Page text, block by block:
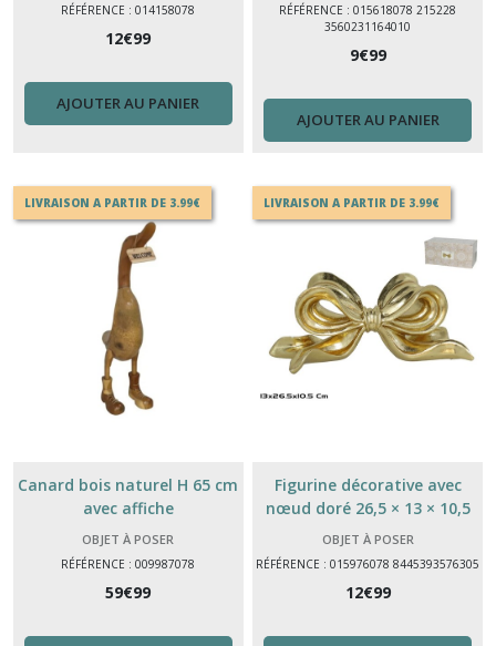
RÉFÉRENCE : 014158078
12€99
AJOUTER AU PANIER
RÉFÉRENCE : 015618078 215228
3560231164010
9€99
AJOUTER AU PANIER
LIVRAISON A PARTIR DE 3.99€
Canard bois naturel H 65 cm
avec affiche
OBJET À POSER
RÉFÉRENCE : 009987078
59€99
LIVRAISON A PARTIR DE 3.99€
Figurine décorative avec
nœud doré 26,5 × 13 × 10,5
cm – déco intérieur
OBJET À POSER
RÉFÉRENCE : 015976078 8445393576305
12€99